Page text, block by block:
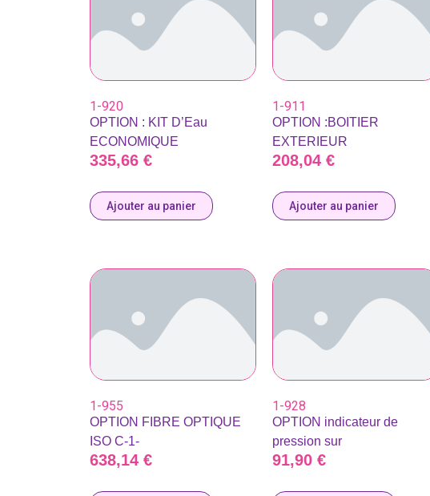
1-920
OPTION : KIT D’Eau
ECONOMIQUE
335,66 €
Ajouter au panier
1-911
OPTION :BOITIER
EXTERIEUR
208,04 €
Ajouter au panier
1-955
OPTION FIBRE OPTIQUE
ISO C-1-
638,14 €
1-928
OPTION indicateur de
pression sur
91,90 €